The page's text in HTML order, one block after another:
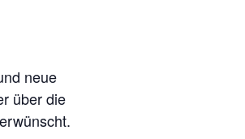
neue
über die